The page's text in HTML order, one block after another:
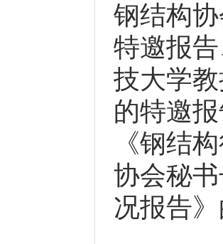
钢结构
特邀报
技大学
的特邀
《钢结
协会秘
况报告